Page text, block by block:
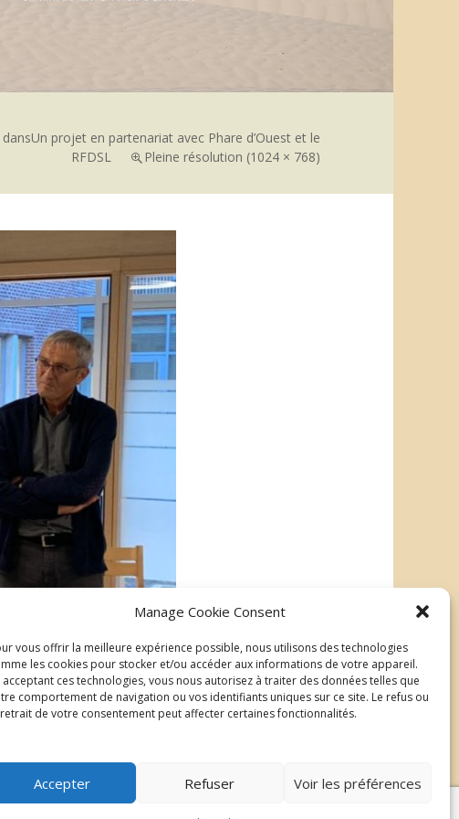
Manage Cookie Consent
vous offrir la meilleure expérience possible, nous utilisons des technologies
les cookies pour stocker et/ou accéder aux informations de votre appareil.
acceptant ces technologies, vous nous autorisez à traiter des données telles que
comportement de navigation ou vos identifiants uniques sur ce site. Le refus ou
de votre consentement peut affecter certaines fonctionnalités.
Accepter Refuser Voir les préférences
dansUn projet en partenariat avec Phare d’Ouest et le
RFDSL
Pleine résolution (1024 × 768)